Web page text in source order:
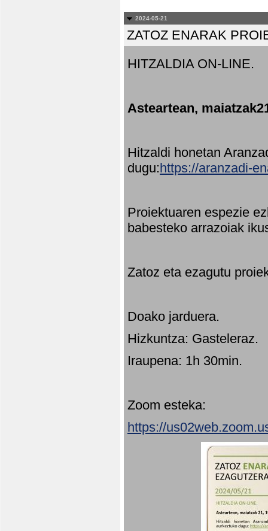
2024-05-21
ZATOZ ENARAK
HITZALDIA ON-LINE.
Asteartean,
Hitzaldi honetan
dugu:https://aranzadi-
Proiektuaren espezie
babesteko arrazoiak
Zatoz eta ezagutu
Doako jarduera.
Hizkuntza: Gasteleraz.
Iraupena: 1h 30min.
Zoom esteka:
https://